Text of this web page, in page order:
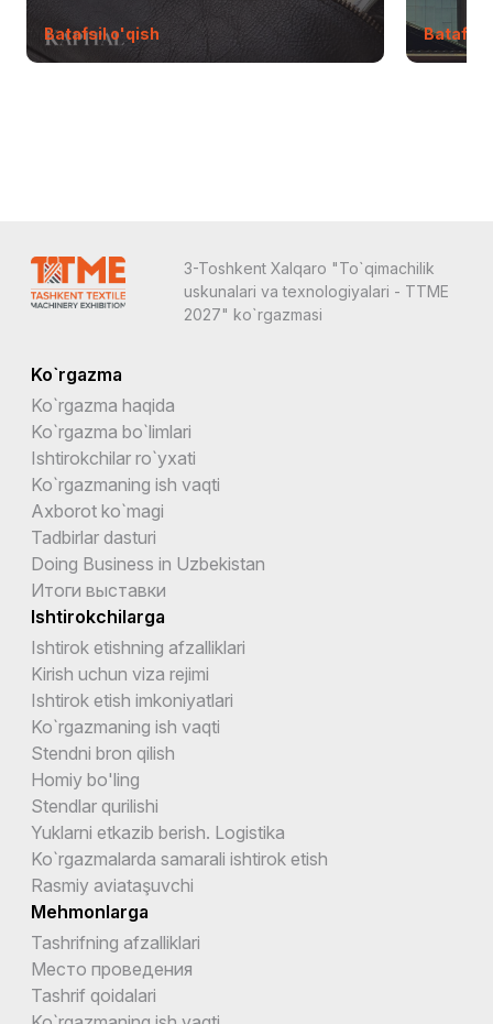
Batafsil o'qish Batafsil
3-Toshkent Xalqaro "To`qimachilik
uskunalari va texnologiyalari - TTME
2027" ko`rgazmasi
Ko`rgazma
Ko`rgazma haqida
Ko`rgazma bo`limlari
Ishtirokchilar ro`yxati
Ko`rgazmaning ish vaqti
Axborot ko`magi
Tadbirlar dasturi
Doing Business in Uzbekistan
Итоги выставки
Ishtirokchilarga
Ishtirok etishning afzalliklari
Kirish uchun viza rejimi
Ishtirok etish imkoniyatlari
Ko`rgazmaning ish vaqti
Stendni bron qilish
Homiy bo'ling
Stendlar qurilishi
Yuklarni etkazib berish. Logistika
Ko`rgazmalarda samarali ishtirok etish
Rasmiy aviataşuvchi
Mehmonlarga
Tashrifning afzalliklari
Место проведения
Tashrif qoidalari